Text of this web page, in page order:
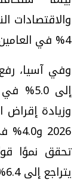
والاقتصادات
4% في العامين المقبلين.
وفي آسيا،
يتراجع إلى 6.4% في العامين التاليين.